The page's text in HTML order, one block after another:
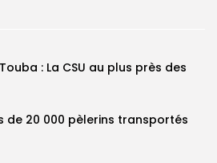
: La CSU au plus près des
de 20 000 pèlerins transportés